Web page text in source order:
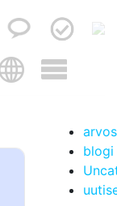
blogi